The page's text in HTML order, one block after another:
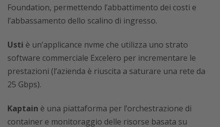
Foundation, permettendo l’abbattimento dei costi e
l’abbassamento dello scalino di ingresso.
Usti è un’applicance nvme che utilizza uno strato
software commerciale Excelero per incrementare le
prestazioni (l’azienda è riuscita a saturare una rete da
25 Gbps).
Kaptain è una piattaforma per l’orchestrazione di
container e monitoraggio delle risorse basata su